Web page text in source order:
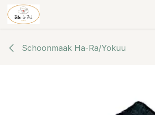
Overslaan naar inhoud
Schoonmaak Ha-Ra/Yokuu